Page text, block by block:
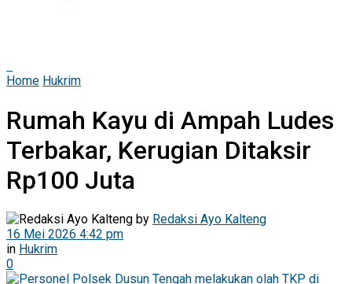
Home Hukrim
Rumah Kayu di Ampah Ludes
Terbakar, Kerugian Ditaksir
Rp100 Juta
by Redaksi Ayo Kalteng
16 Mei 2026 4:42 pm
in Hukrim
0